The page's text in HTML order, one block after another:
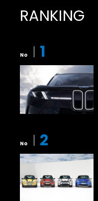
RANKING
No 1
No 2